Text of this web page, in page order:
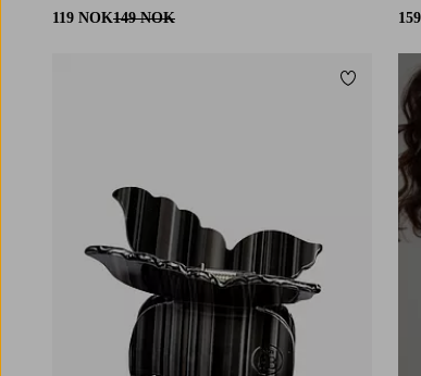
119 NOK149 NOK
Legg til